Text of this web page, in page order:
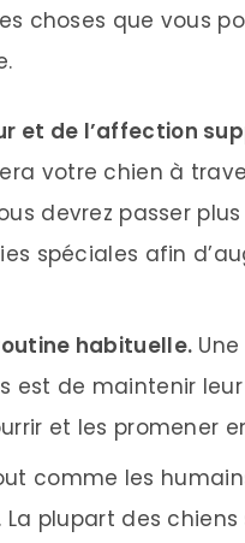
choses que vous
et de l’affection
votre chien à
devrez passer
spéciales afin
habituelle.
est de maintenir
et les promener
comme les
plupart des